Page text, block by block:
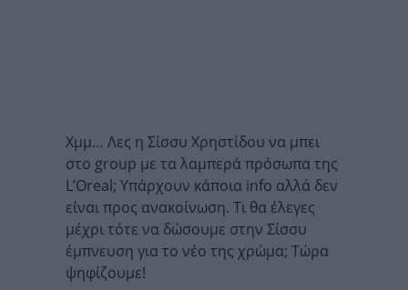
Χμμ… Λες η Σίσσυ Χρηστίδου να μπει
στο group με τα λαμπερά πρόσωπα της
L’Oreal; Υπάρχουν κάποια info αλλά δεν
είναι προς ανακοίνωση. Τι θα έλεγες
μέχρι τότε να δώσουμε στην Σίσσυ
έμπνευση για το νέο της χρώμα; Τώρα
ψηφίζουμε!